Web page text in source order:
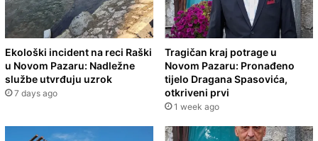
Ekološki incident na reci Raški
u Novom Pazaru: Nadležne
službe utvrđuju uzrok
7 days ago
Tragičan kraj potrage u
Novom Pazaru: Pronađeno
tijelo Dragana Spasovića,
otkriveni prvi
1 week ago